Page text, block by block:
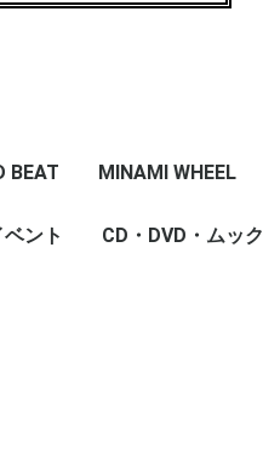
BEAT MINAMI WHEEL
ベント CD・DVD・ムック